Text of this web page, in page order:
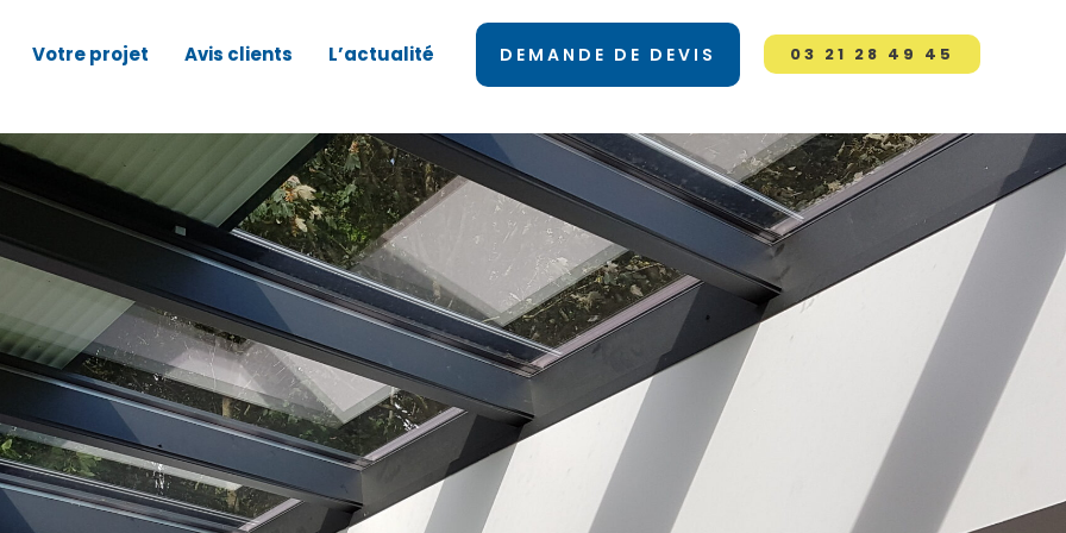
Votre projet Avis clients L’actualité DEMANDE DE DEVIS 03 21 28 49 45